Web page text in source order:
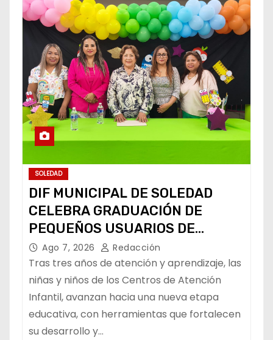
SOLEDAD
DIF MUNICIPAL DE SOLEDAD
CELEBRA GRADUACIÓN DE
PEQUEÑOS USUARIOS DE
ESTANCIAS “CAPULLITOS 1 Y 2”
Ago 7, 2026 Redacción
Tras tres años de atención y aprendizaje, las
niñas y niños de los Centros de Atención
Infantil, avanzan hacia una nueva etapa
educativa, con herramientas que fortalecen
su desarrollo y…